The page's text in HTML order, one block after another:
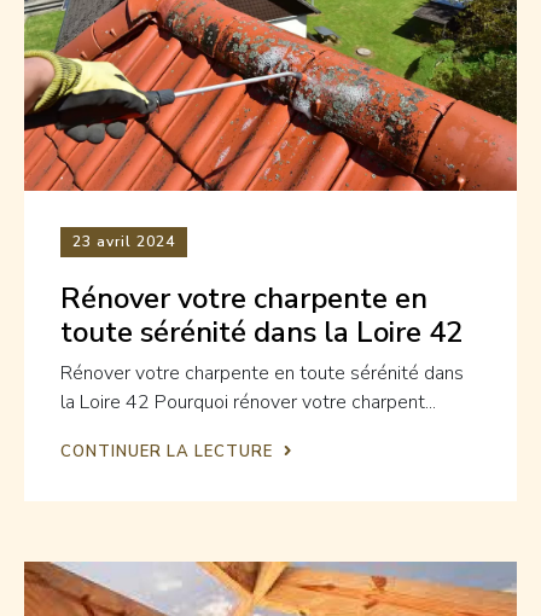
23 avril 2024
Rénover votre charpente en
toute sérénité dans la Loire 42
Rénover votre charpente en toute sérénité dans
la Loire 42 Pourquoi rénover votre charpent...
CONTINUER LA LECTURE